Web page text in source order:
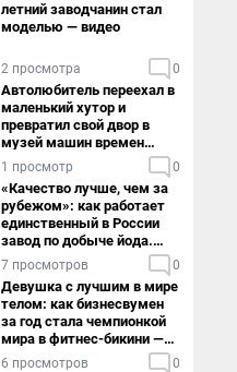
летний заводчанин стал
моделью — видео
2 просмотра 0
Автолюбитель переехал в
маленький хутор и
превратил свой двор в
музей машин времен
СССР. Видео
1 просмотр 0
«Качество лучше, чем за
рубежом»: как работает
единственный в России
завод по добыче йода.
Видео
7 просмотров 0
Девушка с лучшим в мире
телом: как бизнесвумен
за год стала чемпионкой
мира в фитнес-бикини —
видео
6 просмотров 0